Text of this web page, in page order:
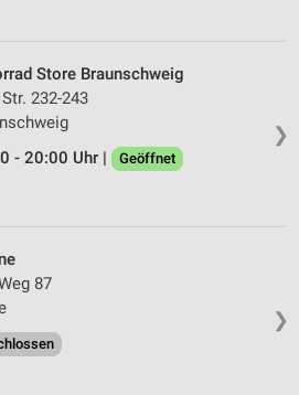
❯
Store Braunschweig
232-243
- 20:00 Uhr |
Geöffnet
❯
87